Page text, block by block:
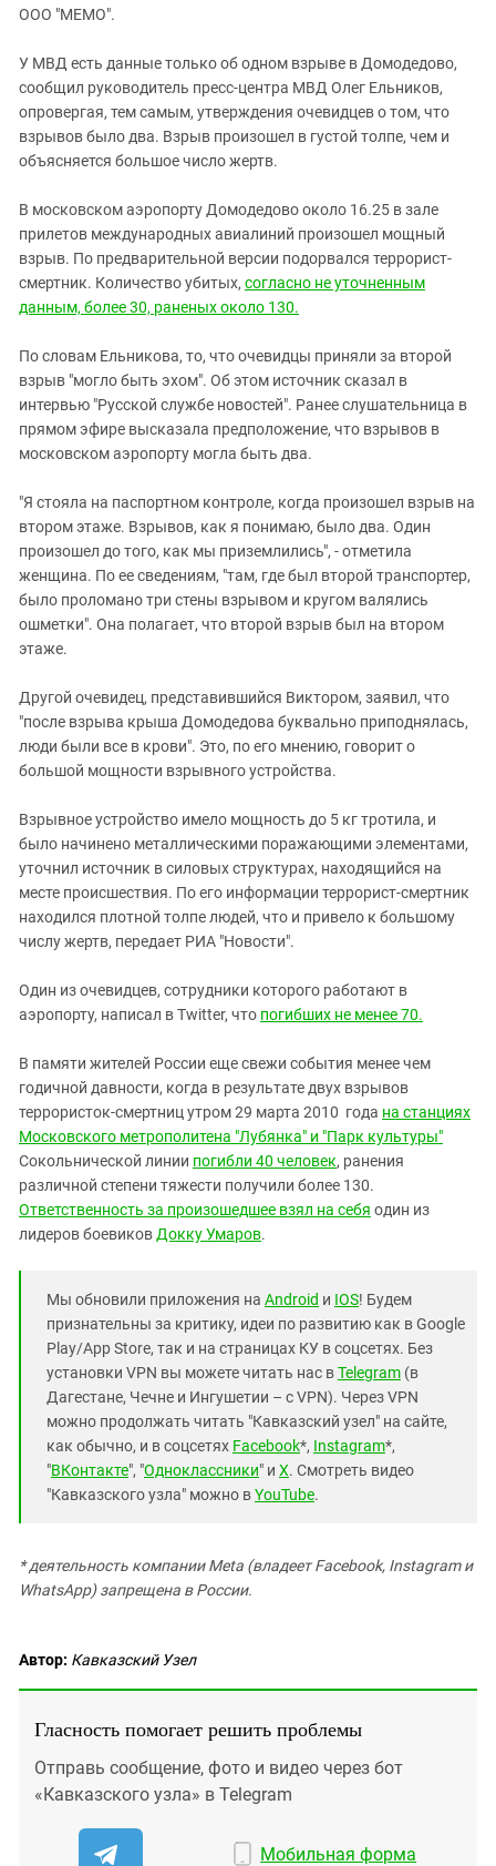
ИНАКОМЫСЛИЕ В ЧЕЧНЕ
ПРЕСЛЕДОВАНИЕ АКТИВИСТОВ
МОБИЛИЗАЦИЯ И ПРОТЕСТЫ
Дагестан
Кабардино-Балкария
Калмыкия
Карачаево-Черкесия
Российская Федерация
Ростовская область
СКФО
Ставропольский край
Чечня
Южный Кавказ
ЮФО
ООО "МЕМО".
У МВД есть данные только об одном взрыве в Домодедово,
сообщил руководитель пресс-центра МВД Олег Ельников,
опровергая, тем самым, утверждения очевидцев о том, что
взрывов было два. Взрыв произошел в густой толпе, чем и
объясняется большое число жертв.
В московском аэропорту Домодедово около 16.25 в зале
прилетов международных авиалиний произошел мощный
взрыв. По предварительной версии подорвался террорист-
смертник. Количество убитых, согласно не уточненным
данным, более 30, раненых около 130.
По словам Ельникова, то, что очевидцы приняли за второй
взрыв "могло быть эхом". Об этом источник сказал в
интервью "Русской службе новостей". Ранее слушательница в
прямом эфире высказала предположение, что взрывов в
московском аэропорту могла быть два.
"Я стояла на паспортном контроле, когда произошел взрыв на
втором этаже. Взрывов, как я понимаю, было два. Один
произошел до того, как мы приземлились", - отметила
женщина. По ее сведениям, "там, где был второй транспортер,
было проломано три стены взрывом и кругом валялись
ошметки". Она полагает, что второй взрыв был на втором
этаже.
Другой очевидец, представившийся Виктором, заявил, что
"после взрыва крыша Домодедова буквально приподнялась,
люди были все в крови". Это, по его мнению, говорит о
большой мощности взрывного устройства.
Взрывное устройство имело мощность до 5 кг тротила, и
было начинено металлическими поражающими элементами,
уточнил источник в силовых структурах, находящийся на
месте происшествия. По его информации террорист-смертник
находился плотной толпе людей, что и привело к большому
числу жертв, передает РИА "Новости".
Один из очевидцев, сотрудники которого работают в
аэропорту, написал в Twitter, что погибших не менее 70.
В памяти жителей России еще свежи события менее чем
годичной давности, когда в результате двух взрывов
террористок-смертниц утром 29 марта 2010 года на станциях
Московского метрополитена "Лубянка" и "Парк культуры"
Сокольнической линии погибли 40 человек, ранения
различной степени тяжести получили более 130.
Ответственность за произошедшее взял на себя один из
лидеров боевиков Докку Умаров.
Мы обновили приложения на Android и IOS! Будем
признательны за критику, идеи по развитию как в Google
Play/App Store, так и на страницах КУ в соцсетях. Без
установки VPN вы можете читать нас вTelegram (в
Дагестане, Чечне и Ингушетии – с VPN). Через VPN
можно продолжать читать "Кавказский узел" на сайте,
как обычно, и в соцсетях Facebook*, Instagram*,
"ВКонтакте", "Одноклассники" и X. Смотреть видео
"Кавказского узла" можно вYouTube.
* деятельность компании Meta (владеет Facebook, Instagram и
WhatsApp) запрещена в России.
Автор: Кавказский Узел
Гласность помогает решить проблемы
Отправь сообщение, фото и видео через бот
«Кавказского узла» в Telegram
Мобильная форма